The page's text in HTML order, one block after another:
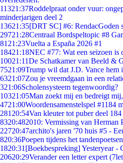
11321:37Roddelpraat onder vuur:
minderjarigen deel 2
13621:35[DRT SC] #6: RendacGoden
29721:28Centraal Bordspeltopic #8
81 21:23Vuelta a España 2026 #1
18421:18NEC #77: Wat een seizoen is
10021:11De Schatkamer van Beeld &
7521:09Trump wil dat J.D. Vance hem
6321:07Zou je vreemdgaan in een
321:06Scholensysteem tegenwoordig?
10321:05Man zoekt mij en bedreigt
4721:00Woordensamenstelspel #1184
281 20:54Van kleuter tot puber deel 184
8320:482010: Vermissing van Herman
22720:47archito's jaren '70 huis #5 -
820:36Poepen tijdens het tandenpoetsen
1820:31 [Boekbespreking] Yesteryear -
20620:29Verander een letter expert